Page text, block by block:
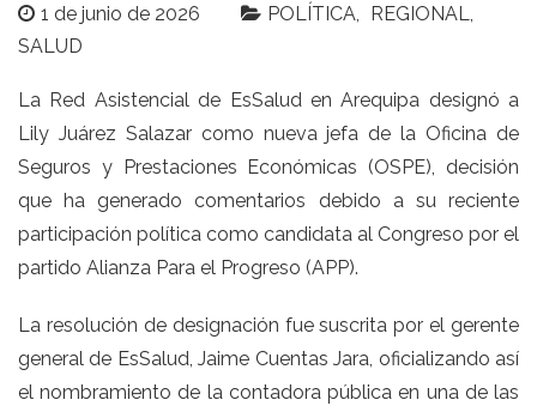
1 de junio de 2026 POLÍTICA
REGIONAL
SALUD
La Red Asistencial de EsSalud en Arequipa designó a
Lily Juárez Salazar como nueva jefa de la Oficina de
Seguros y Prestaciones Económicas (OSPE), decisión
que ha generado comentarios debido a su reciente
participación política como candidata al Congreso por el
partido Alianza Para el Progreso (APP).
La resolución de designación fue suscrita por el gerente
general de EsSalud, Jaime Cuentas Jara, oficializando así
el nombramiento de la contadora pública en una de las